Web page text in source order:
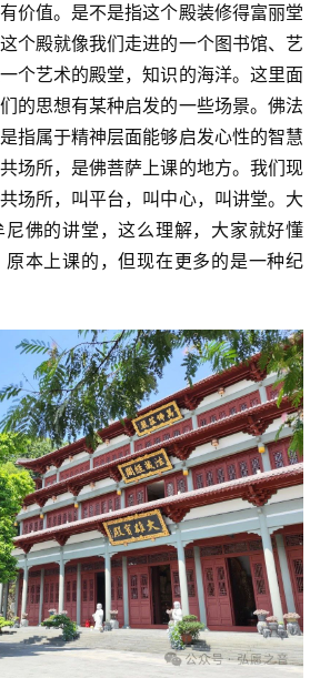
价值。是不是指这个殿装修得富丽堂
个殿就像我们走进的一个图书馆、艺
个艺术的殿堂，知识的海洋。这里面
的思想有某种启发的一些场景。佛法
指属于精神层面能够启发心性的智慧
场所，是佛菩萨上课的地方。我们现
场所，叫平台，叫中心，叫讲堂。大
佛的讲堂，这么理解，大家就好懂
本上课的，但现在更多的是一种纪